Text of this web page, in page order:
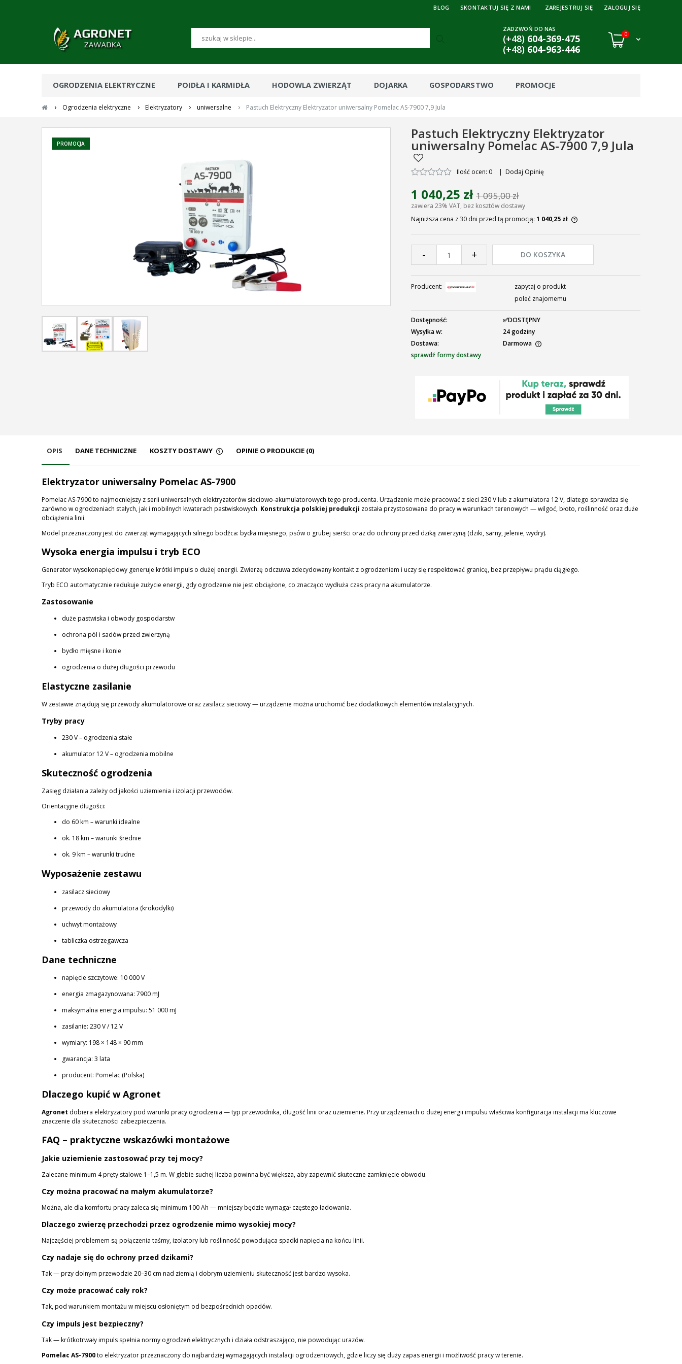
ZAREJESTRUJ SIĘ ZALOGUJ SIĘ
BLOG SKONTAKTUJ SIĘ Z NAMI
ZADZWOŃ DO NAS
(+48)604-369-475
(+48) 604-963-446
0
OGRODZENIA ELEKTRYCZNE POIDŁA I KARMIDŁA HODOWLA ZWIERZĄT DOJARKA GOSPODARSTWO PROMOCJE
› Ogrodzenia elektryczne › Elektryzatory › uniwersalne › Pastuch Elektryczny Elektryzator uniwersalny Pomelac AS-7900 7,9 Jula
PROMOCJA
Pastuch Elektryczny Elektryzator
uniwersalny Pomelac AS-7900 7,9 Jula
Ilość ocen: 0 | Dodaj Opinię
1 040,25 zł 1 095,00 zł
zawiera 23% VAT, bez kosztów dostawy
Najniższa cena z 30 dni przed tą promocją: 1 040,25 zł
30 dni, wyświetlana jest najniższa cena od
momentu, kiedy produkt pojawił się w
- + DO KOSZYKA
Producent:
zapytaj o produkt
poleć znajomemu
Dostępność:
✅DOSTĘPNY
Wysyłka w:
24 godziny
Dostawa:
Darmowa
sprawdź formy dostawy
OPIS DANE TECHNICZNE KOSZTY DOSTAWY
KOSZTÓW PŁATNOŚCI
OPINIE O PRODUKCIE (0)
Elektryzator uniwersalny Pomelac AS-7900
Pomelac AS-7900 to najmocniejszy z serii uniwersalnych elektryzatorów sieciowo-akumulatorowych tego producenta. Urządzenie może pracować z sieci 230 V lub z akumulatora 12 V, dlatego sprawdza się
zarówno w ogrodzeniach stałych, jak i mobilnych kwaterach pastwiskowych. Konstrukcja polskiej produkcji została przystosowana do pracy w warunkach terenowych — wilgoć, błoto, roślinność oraz duże
obciążenia linii.
Model przeznaczony jest do zwierząt wymagających silnego bodźca: bydła mięsnego, psów o grubej sierści oraz do ochrony przed dziką zwierzyną (dziki, sarny, jelenie, wydry).
Wysoka energia impulsu i tryb ECO
Generator wysokonapięciowy generuje krótki impuls o dużej energii. Zwierzę odczuwa zdecydowany kontakt z ogrodzeniem i uczy się respektować granicę, bez przepływu prądu ciągłego.
Tryb ECO automatycznie redukuje zużycie energii, gdy ogrodzenie nie jest obciążone, co znacząco wydłuża czas pracy na akumulatorze.
Zastosowanie
duże pastwiska i obwody gospodarstw
ochrona pól i sadów przed zwierzyną
bydło mięsne i konie
ogrodzenia o dużej długości przewodu
Elastyczne zasilanie
W zestawie znajdują się przewody akumulatorowe oraz zasilacz sieciowy — urządzenie można uruchomić bez dodatkowych elementów instalacyjnych.
Tryby pracy
230 V – ogrodzenia stałe
akumulator 12 V – ogrodzenia mobilne
Skuteczność ogrodzenia
Zasięg działania zależy od jakości uziemienia i izolacji przewodów.
Orientacyjne długości:
do 60 km – warunki idealne
ok. 18 km – warunki średnie
ok. 9 km – warunki trudne
Wyposażenie zestawu
zasilacz sieciowy
przewody do akumulatora (krokodylki)
uchwyt montażowy
tabliczka ostrzegawcza
Dane techniczne
napięcie szczytowe: 10 000 V
energia zmagazynowana: 7900 mJ
maksymalna energia impulsu: 51 000 mJ
zasilanie: 230 V / 12 V
wymiary: 198 × 148 × 90 mm
gwarancja: 3 lata
producent: Pomelac (Polska)
Dlaczego kupić w Agronet
Agronet dobiera elektryzatory pod warunki pracy ogrodzenia — typ przewodnika, długość linii oraz uziemienie. Przy urządzeniach o dużej energii impulsu właściwa konfiguracja instalacji ma kluczowe
znaczenie dla skuteczności zabezpieczenia.
FAQ – praktyczne wskazówki montażowe
Jakie uziemienie zastosować przy tej mocy?
Zalecane minimum 4 pręty stalowe 1–1,5 m. W glebie suchej liczba powinna być większa, aby zapewnić skuteczne zamknięcie obwodu.
Czy można pracować na małym akumulatorze?
Można, ale dla komfortu pracy zaleca się minimum 100 Ah — mniejszy będzie wymagał częstego ładowania.
Dlaczego zwierzę przechodzi przez ogrodzenie mimo wysokiej mocy?
Najczęściej problemem są połączenia taśmy, izolatory lub roślinność powodująca spadki napięcia na końcu linii.
Czy nadaje się do ochrony przed dzikami?
Tak — przy dolnym przewodzie 20–30 cm nad ziemią i dobrym uziemieniu skuteczność jest bardzo wysoka.
Czy może pracować cały rok?
Tak, pod warunkiem montażu w miejscu osłoniętym od bezpośrednich opadów.
Czy impuls jest bezpieczny?
Tak — krótkotrwały impuls spełnia normy ogrodzeń elektrycznych i działa odstraszająco, nie powodując urazów.
Pomelac AS-7900to elektryzator przeznaczony do najbardziej wymagających instalacji ogrodzeniowych, gdzie liczy się duży zapas energii i możliwość pracy w terenie.